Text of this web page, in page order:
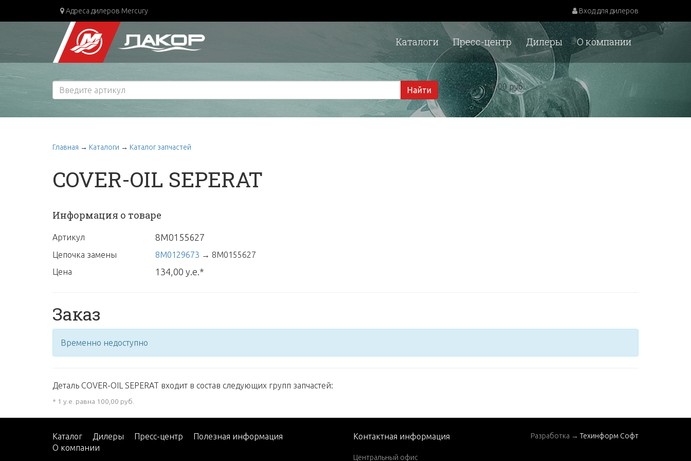
Адреса дилеров Mercury Вход для дилеров
О компании
Дилеры
Пресс-центр
Каталоги
Найти 1 у.е. = 100,00 руб.
Главная → Каталоги → Каталог запчастей
COVER-OIL SEPERAT
Информация о товаре
Артикул 8M0155627
Цепочка замены 8M0129673 → 8M0155627
Цена
134,00 у.е.*
Заказ
Временно недоступно
Деталь COVER-OIL SEPERAT входит в состав следующих групп запчастей:
* 1 у.е. равна 100,00 руб.
Каталог Дилеры Пресс-центр
Полезная информация
О компании
Контактная информация
Центральный офис
Разработка → Техинформ Софт